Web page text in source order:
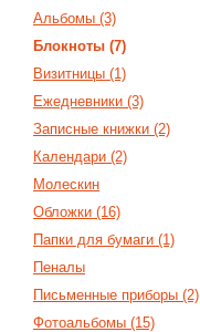
Альбомы (3)
Блокноты (7)
Визитницы (1)
Ежедневники (3)
Записные книжки (2)
Календари (2)
Молескин
Обложки (16)
Папки для бумаги (1)
Пеналы
Письменные приборы (2)
Фотоальбомы (15)